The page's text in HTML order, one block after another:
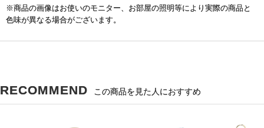
※商品の画像はお使いのモニター、お部屋の照明等により実際の商品と
色味が異なる場合がございます。
RECOMMEND この商品を見た人におすすめ